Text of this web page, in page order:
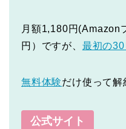
月額1,180円(Amazon
円）ですが、 最初の
無料体験だけ使って解
公式サイト